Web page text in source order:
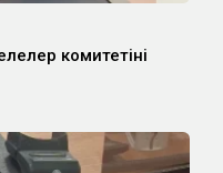
комитетінің